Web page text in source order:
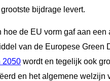
bijdrage levert.
de EU vorm gaf aan
van de Europese Green
2050 wordt en tegelijk ook
en het algemene welzijn